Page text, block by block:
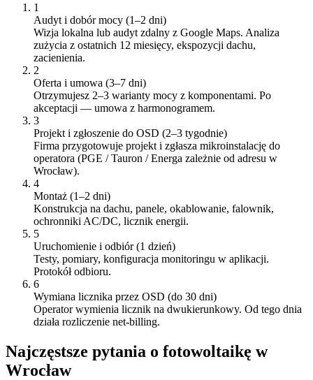
1
Audyt i dobór mocy (1–2 dni)
Wizja lokalna lub audyt zdalny z Google Maps. Analiza
zużycia z ostatnich 12 miesięcy, ekspozycji dachu,
zacienienia.
2
Oferta i umowa (3–7 dni)
Otrzymujesz 2–3 warianty mocy z komponentami. Po
akceptacji — umowa z harmonogramem.
3
Projekt i zgłoszenie do OSD (2–3 tygodnie)
Firma przygotowuje projekt i zgłasza mikroinstalację do
operatora (PGE / Tauron / Energa zależnie od adresu w
Wrocław).
4
Montaż (1–2 dni)
Konstrukcja na dachu, panele, okablowanie, falownik,
ochronniki AC/DC, licznik energii.
5
Uruchomienie i odbiór (1 dzień)
Testy, pomiary, konfiguracja monitoringu w aplikacji.
Protokół odbioru.
6
Wymiana licznika przez OSD (do 30 dni)
Operator wymienia licznik na dwukierunkowy. Od tego dnia
działa rozliczenie net-billing.
Najczęstsze pytania o fotowoltaikę w
Wrocław